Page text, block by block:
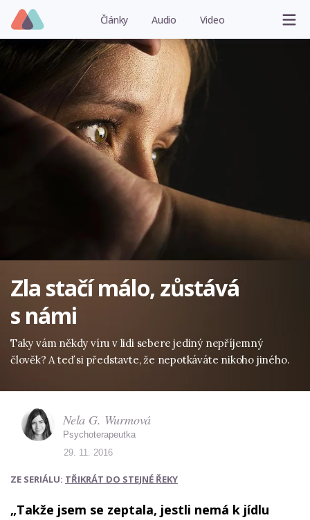
Články Audio Video
Zla stačí málo, zůstává
s námi
Taky vám někdy víru v lidi sebere jediný nepříjemný
člověk? A teď si představte, že nepotkáváte nikoho jiného.
ZE SERIÁLU: TŘIKRÁT DO STEJNÉ ŘEKY
„Takže jsem se zeptala, jestli nemá k jídlu
Nela G. Wurmová
Psychoterapeutka
29. 11. 2016